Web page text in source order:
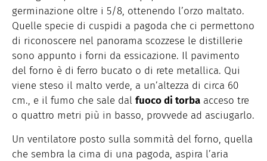
germinazione oltre i 5/8, ottenendo l’orzo maltato.
Quelle specie di cuspidi a pagoda che ci permettono
di riconoscere nel panorama scozzese le distillerie
sono appunto i forni da essicazione. Il pavimento
del forno è di ferro bucato o di rete metallica. Qui
viene steso il malto verde, a un’altezza di circa 60
cm., e il fumo che sale dal fuoco di torba acceso tre
o quattro metri più in basso, provvede ad asciugarlo.
Un ventilatore posto sulla sommità del forno, quella
che sembra la cima di una pagoda, aspira l’aria